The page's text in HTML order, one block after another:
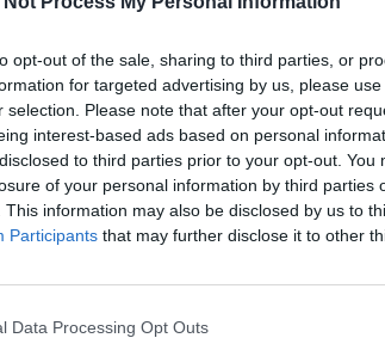
opt-out of the sale, sharing to third parties, or
for targeted advertising by us, please
selection. Please note that after your opt-out
interest-based ads based on personal
to third parties prior to your opt-out. You
of your personal information by third parties
This information may also be disclosed by us to
Participants that may further disclose it to other
Data Processing Opt Outs